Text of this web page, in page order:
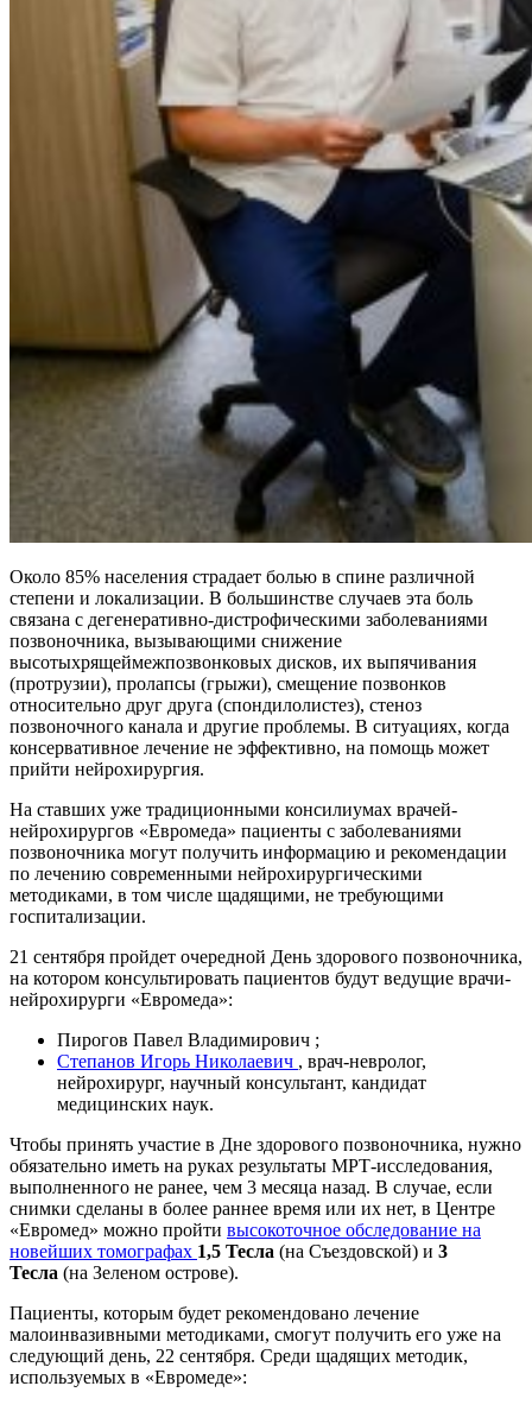
Около 85% населения страдает болью в спине различной
степени и локализации. В большинстве случаев эта боль
связана с дегенеративно-дистрофическими заболеваниями
позвоночника, вызывающими снижение
высотыхрящеймежпозвонковых дисков, их выпячивания
(протрузии), пролапсы (грыжи), смещение позвонков
относительно друг друга (спондилолистез), стеноз
позвоночного канала и другие проблемы. В ситуациях, когда
консервативное лечение не эффективно, на помощь может
прийти нейрохирургия.
На ставших уже традиционными консилиумах врачей-
нейрохирургов «Евромеда» пациенты с заболеваниями
позвоночника могут получить информацию и рекомендации
по лечению современными нейрохирургическими
методиками, в том числе щадящими, не требующими
госпитализации.
21 сентября пройдет очередной День здорового позвоночника,
на котором консультировать пациентов будут ведущие врачи-
нейрохирурги «Евромеда»:
Пирогов Павел Владимирович ;
Степанов Игорь Николаевич , врач-невролог,
нейрохирург, научный консультант, кандидат
медицинских наук.
Чтобы принять участие в Дне здорового позвоночника, нужно
обязательно иметь на руках результаты МРТ-исследования,
выполненного не ранее, чем 3 месяца назад. В случае, если
снимки сделаны в более раннее время или их нет, в Центре
«Евромед» можно пройти высокоточное обследование на
новейших томографах 1,5 Тесла (на Съездовской) и 3
Тесла (на Зеленом острове).
Пациенты, которым будет рекомендовано лечение
малоинвазивными методиками, смогут получить его уже на
следующий день, 22 сентября. Среди щадящих методик,
используемых в «Евромеде»: